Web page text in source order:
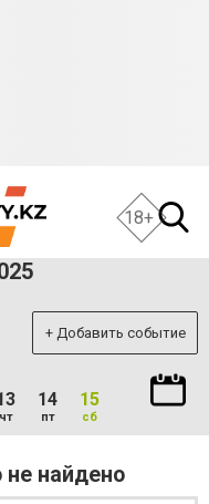
18+
+ Добавить событие
чт
14
пт
15
сб
не найдено